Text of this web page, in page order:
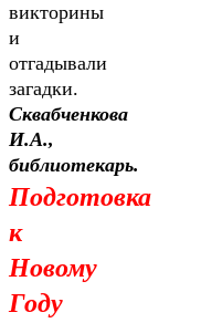
викторины
и
отгадывали
загадки.
Сквабченкова
И.А.,
библиотекарь.
Подготовка
к
Новому
Году